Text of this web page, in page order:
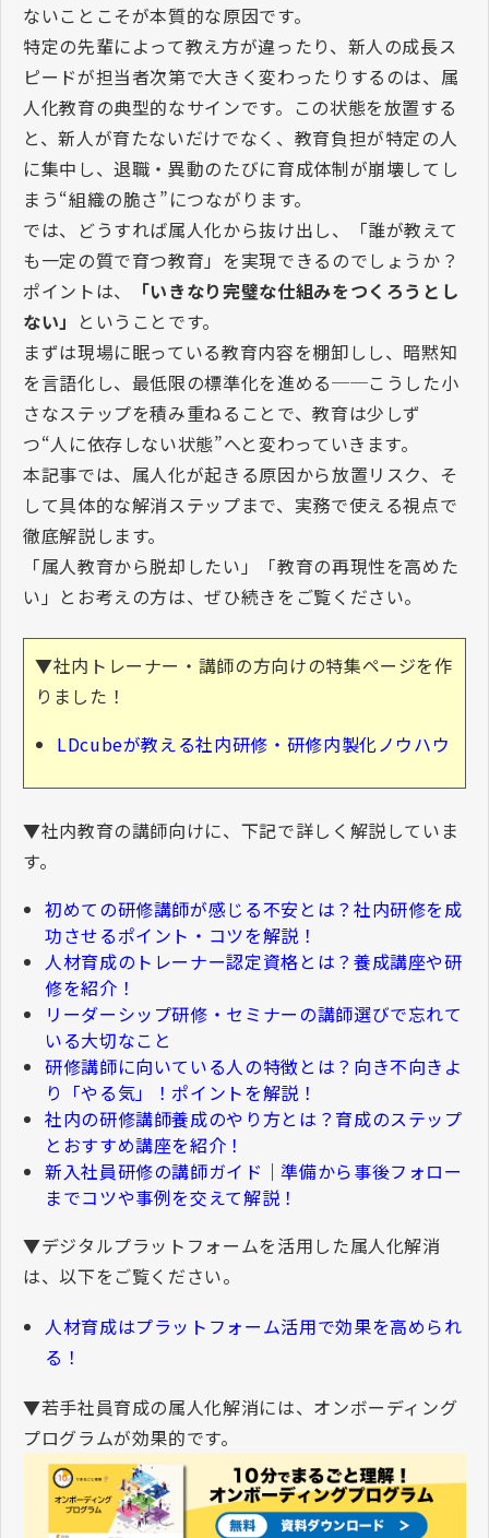
ないことこそが本質的な原因です。
特定の先輩によって教え方が違ったり、新人の成長ス
ピードが担当者次第で大きく変わったりするのは、属
人化教育の典型的なサインです。この状態を放置する
と、新人が育たないだけでなく、教育負担が特定の人
に集中し、退職・異動のたびに育成体制が崩壊してし
まう“組織の脆さ”につながります。
では、どうすれば属人化から抜け出し、「誰が教えて
も一定の質で育つ教育」を実現できるのでしょうか？
ポイントは、
「いきなり完璧な仕組みをつくろうとし
ない」 ということです。
まずは現場に眠っている教育内容を棚卸しし、暗黙知
を言語化し、最低限の標準化を進める──こうした小
さなステップを積み重ねることで、教育は少しず
つ“人に依存しない状態”へと変わっていきます。
本記事では、属人化が起きる原因から放置リスク、そ
して具体的な解消ステップまで、実務で使える視点で
徹底解説します。
「属人教育から脱却したい」「教育の再現性を高めた
い」とお考えの方は、ぜひ続きをご覧ください。
▼社内トレーナー・講師の方向けの特集ページを作
りました！
LDcubeが教える社内研修・研修内製化ノウハウ
▼社内教育の講師向けに、下記で詳しく解説していま
す。
初めての研修講師が感じる不安とは？社内研修を成
功させるポイント・コツを解説！
人材育成のトレーナー認定資格とは？養成講座や研
修を紹介！
リーダーシップ研修・セミナーの講師選びで忘れて
いる大切なこと
研修講師に向いている人の特徴とは？向き不向きよ
り「やる気」！ポイントを解説！
社内の研修講師養成のやり方とは？育成のステップ
とおすすめ講座を紹介！
新入社員研修の講師ガイド｜準備から事後フォロー
までコツや事例を交えて解説！
▼デジタルプラットフォームを活用した属人化解消
は、以下をご覧ください。
人材育成はプラットフォーム活用で効果を高められ
る！
▼若手社員育成の属人化解消には、オンボーディング
プログラムが効果的です。